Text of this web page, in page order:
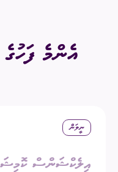
އެންމެ
ނީލަން
އިލެކްޝަންސް